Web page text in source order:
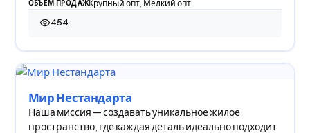
ОБЪЕМ ПРОДАЖКрупный опт, Мелкий опт
454
454 просмотра
Мир Нестандарта
Наша миссия — создавать уникальное жилое
пространство, где каждая деталь идеально подходит